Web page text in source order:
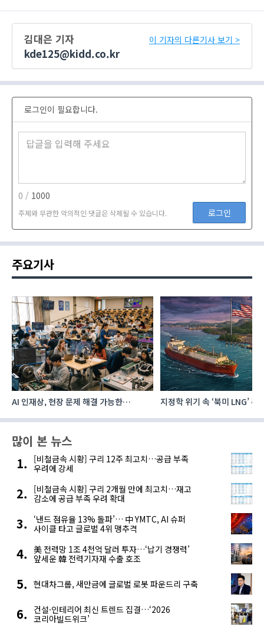
김대은 기자
kde125@kidd.co.kr
이 기자의 다른기사 보기 >
로그인이 필요합니다.
0 / 1000
주제와 무관한 악의적인 댓글은 삭제될 수 있습니다. 로그인
주요기사
지정학 위기 속 ‘북미 LNG’ 주목…한국,
AI 데이터센터 투자계획 발표,
많이 본 뉴스
[비철금속 시황] 구리 12주 최고치…공급 부족
우려에 강세
[비철금속 시황] 구리 2개월 만에 최고치…재고
감소에 공급 부족 우려 확대
‘낸드 점유율 13% 돌파’… 中 YMTC, AI 슈퍼
사이클 타고 글로벌 4위 맹추격
美 전력망 1조 4천억 달러 투자…‘납기 경쟁력’
앞세운 韓 전력기자재 수출 호조
현대차그룹, 새만금에 글로벌 로봇 파운드리 구축
건설·인테리어 최신 트렌드 집결…‘2026
코리아빌드위크’